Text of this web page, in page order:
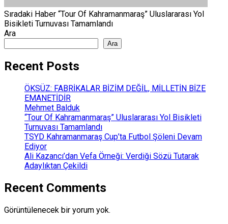
Sıradaki Haber “Tour Of Kahramanmaraş” Uluslararası Yol
Bisikleti Turnuvası Tamamlandı
Ara
Ara
Recent Posts
ÖKSÜZ: FABRİKALAR BİZİM DEĞİL, MİLLETİN BİZE
EMANETİDİR
Mehmet Balduk
“Tour Of Kahramanmaraş” Uluslararası Yol Bisikleti
Turnuvası Tamamlandı
TSYD Kahramanmaraş Cup’ta Futbol Şöleni Devam
Ediyor
Ali Kazancı’dan Vefa Örneği: Verdiği Sözü Tutarak
Adaylıktan Çekildi
Recent Comments
Görüntülenecek bir yorum yok.